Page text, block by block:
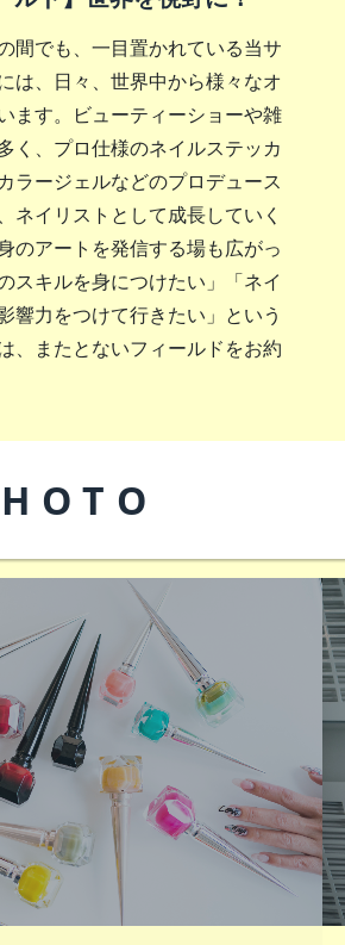
間でも、一目置かれている当サ
は、日々、世界中から様々なオ
ます。ビューティーショーや雑
く、プロ仕様のネイルステッカ
ラージェルなどのプロデュース
ネイリストとして成長していく
のアートを発信する場も広がっ
スキルを身につけたい」「ネイ
響力をつけて行きたい」という
、またとないフィールドをお約